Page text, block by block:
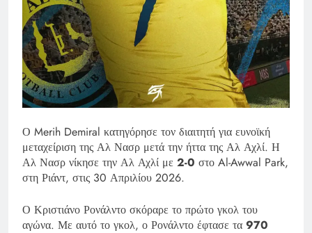
Ο Merih Demiral κατηγόρησε τον διαιτητή για ευνοϊκή
μεταχείριση της Αλ Νασρ μετά την ήττα της Αλ Αχλί. Η
Αλ Νασρ νίκησε την Αλ Αχλί με 2-0 στο Al-Awwal Park,
στη Ριάντ, στις 30 Απριλίου 2026.
Ο Κριστιάνο Ρονάλντο σκόραρε το πρώτο γκολ του
αγώνα. Με αυτό το γκολ, ο Ρονάλντο έφτασε τα 970